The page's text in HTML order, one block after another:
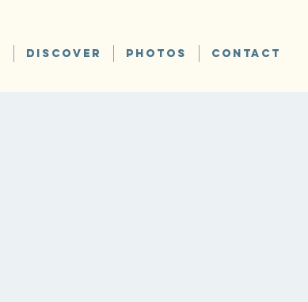
DISCOVER PHOTOS CONTACT